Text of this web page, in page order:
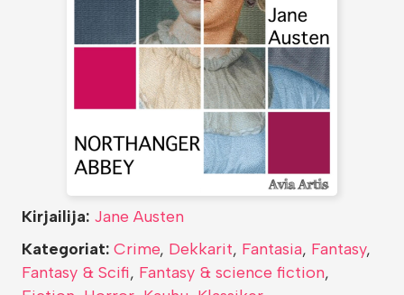
Kirjailija: Jane Austen
Kategoriat: Crime, Dekkarit, Fantasia, Fantasy,
Fantasy & Scifi, Fantasy & science fiction,